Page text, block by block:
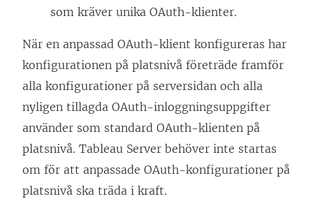
som kräver unika OAuth-klienter.
När en anpassad OAuth-klient konfigureras har
konfigurationen på platsnivå företräde framför
alla konfigurationer på serversidan och alla
nyligen tillagda OAuth-inloggningsuppgifter
använder som standard OAuth-klienten på
platsnivå. Tableau Server behöver inte startas
om för att anpassade OAuth-konfigurationer på
platsnivå ska träda i kraft.